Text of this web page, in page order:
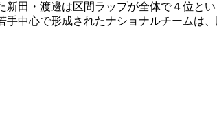
田・渡邊は区間ラップが全体で４位と
中心で形成されたナショナルチームは